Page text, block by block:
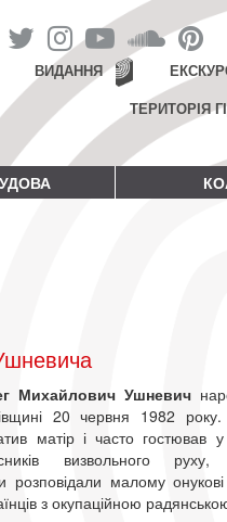
ВИДАННЯ
ТЕРИТОРІЯ
Михайлович Ушневич
20 червня 1982 року.
матір і часто гостював
визвольного
розповідали малому
з окупаційною